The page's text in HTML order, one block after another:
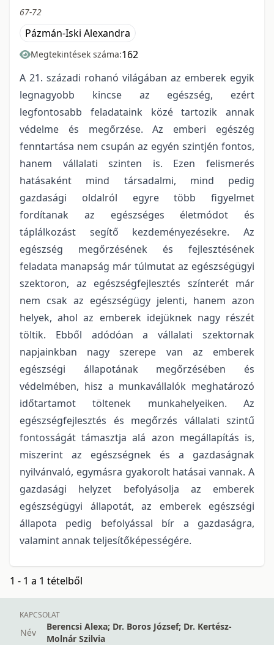
67-72
Pázmán-Iski Alexandra
Megtekintések száma:162
A 21. századi rohanó világában az emberek egyik
legnagyobb kincse az egészség, ezért
legfontosabb feladataink közé tartozik annak
védelme és megőrzése. Az emberi egészég
fenntartása nem csupán az egyén szintjén fontos,
hanem vállalati szinten is. Ezen felismerés
hatásaként mind társadalmi, mind pedig
gazdasági oldalról egyre több figyelmet
fordítanak az egészséges életmódot és
táplálkozást segítő kezdeményezésekre. Az
egészség megőrzésének és fejlesztésének
feladata manapság már túlmutat az egészségügyi
szektoron, az egészségfejlesztés színterét már
nem csak az egészségügy jelenti, hanem azon
helyek, ahol az emberek idejüknek nagy részét
töltik. Ebből adódóan a vállalati szektornak
napjainkban nagy szerepe van az emberek
egészségi állapotának megőrzésében és
védelmében, hisz a munkavállalók meghatározó
időtartamot töltenek munkahelyeiken. Az
egészségfejlesztés és megőrzés vállalati szintű
fontosságát támasztja alá azon megállapítás is,
miszerint az egészségnek és a gazdaságnak
nyilvánvaló, egymásra gyakorolt hatásai vannak. A
gazdasági helyzet befolyásolja az emberek
egészségügyi állapotát, az emberek egészségi
állapota pedig befolyással bír a gazdaságra,
valamint annak teljesítőképességére.
1 - 1 a 1 tételből
KAPCSOLAT
Név
Berencsi Alexa; Dr. Boros József; Dr. Kertész-
Molnár Szilvia